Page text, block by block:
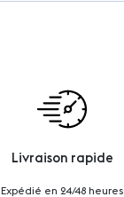
Livraison rapide
Expédié en 24/48 heures